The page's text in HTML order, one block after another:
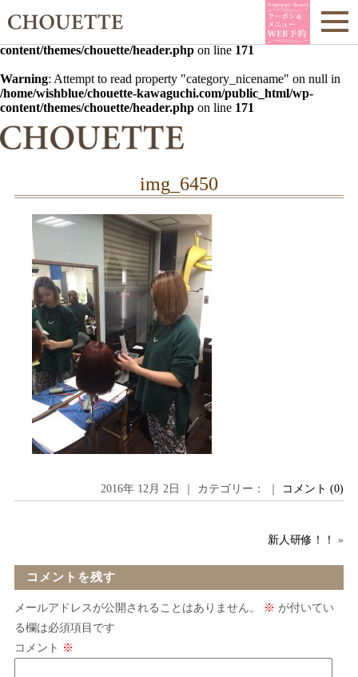
Warning : Undefined array key 0 in
/home/wishblue/chouette-
content/themes/chouette/header.php on line 171
Warning: Attempt to read property "category_nicename" on null in
/home/wishblue/chouette-kawaguchi.com/public_html/wp-
content/themes/chouette/header.php on line 171
img_6450
2016年 12月 2日 ｜ カテゴリー： ｜ コメント (0)
新人研修！！ »
コメントを残す
メールアドレスが公開されることはありません。 ※ が付いてい
る欄は必須項目です
コメント ※